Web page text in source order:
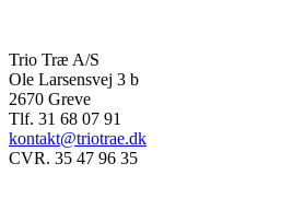
Trio Træ A/S
Ole Larsensvej 3 b
2670 Greve
Tlf. 31 68 07 91
kontakt@triotrae.dk
CVR. 35 47 96 35